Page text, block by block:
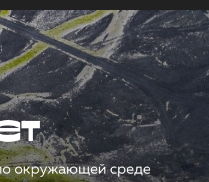
окружающей среде